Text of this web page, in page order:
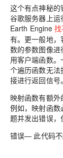
这个有点神秘
谷歌服务器上运
Earth Engine
有。更一般地，
数的参数图像
用客户端函数
个遍历函数无
接进行返回信号。
映射函数有额外
例如， 映射函数
题并发出错误
错误— 此代码不